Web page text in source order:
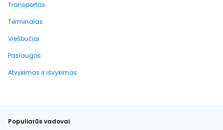
Transportas
Terminalas
Viešbučiai
Paslaugos
Atvykimas ir išvykimas
Populiarūs vadovai